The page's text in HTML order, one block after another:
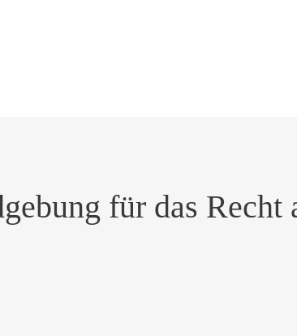
für das